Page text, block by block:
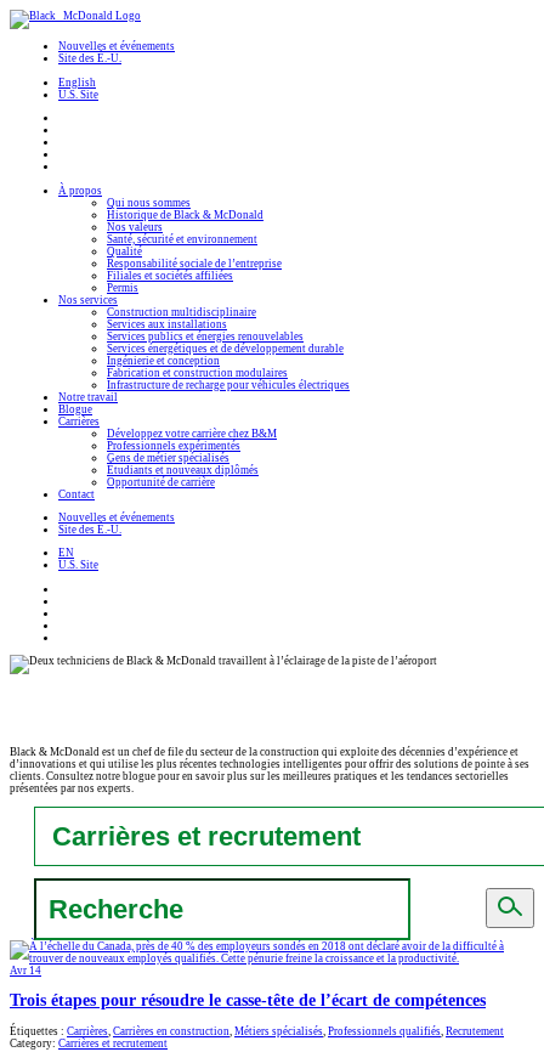
Nouvelles et événements
Site des É.-U.
English
U.S. Site
À propos
Qui nous sommes
Historique de Black & McDonald
Nos valeurs
Santé, sécurité et environnement
Qualité
Responsabilité sociale de l’entreprise
Filiales et sociétés affiliées
Permis
Nos services
Construction multidisciplinaire
Services aux installations
Services publics et énergies renouvelables
Services énergétiques et de développement durable
Ingénierie et conception
Fabrication et construction modulaires
Infrastructure de recharge pour véhicules électriques
Notre travail
Blogue
Carrières
Développez votre carrière chez B&M
Professionnels expérimentés
Gens de métier spécialisés
Étudiants et nouveaux diplômés
Opportunité de carrière
Contact
Nouvelles et événements
Site des É.-U.
EN
U.S. Site
Black & McDonald est un chef de file du secteur de la construction qui exploite des décennies d’expérience et
d’innovations et qui utilise les plus récentes technologies intelligentes pour offrir des solutions de pointe à ses
clients. Consultez notre blogue pour en savoir plus sur les meilleures pratiques et les tendances sectorielles
présentées par nos experts.
Search
Avr 14
Trois étapes pour résoudre le casse-tête de l’écart de compétences
Étiquettes : Carrières, Carrières en construction, Métiers spécialisés, Professionnels qualifiés, Recrutement
Category: Carrières et recrutement